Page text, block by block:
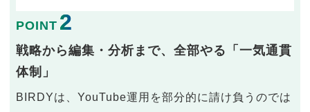
POINT 2
戦略から編集・分析まで、全部やる「一気通貫
体制」
BIRDYは、YouTube運用を部分的に請け負うのでは